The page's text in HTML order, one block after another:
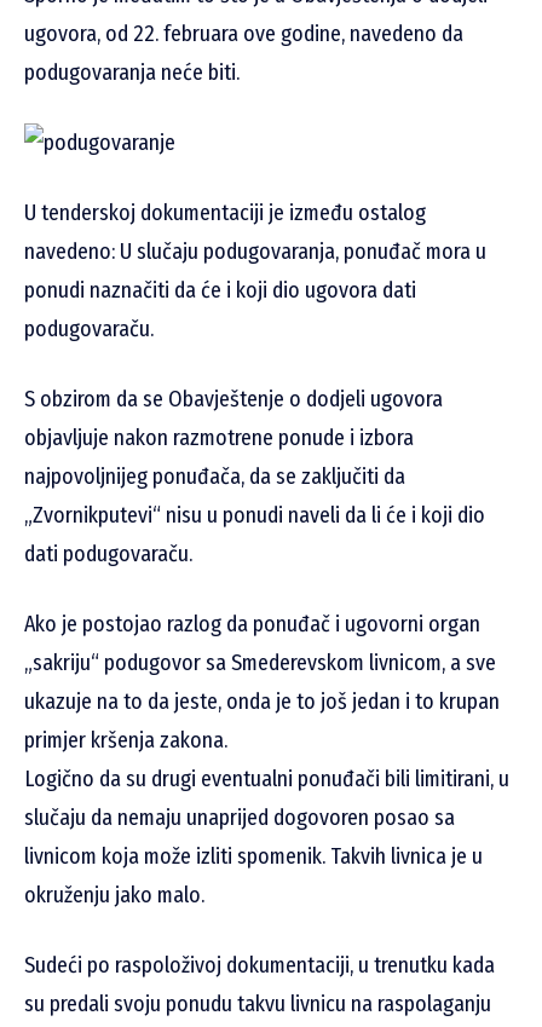
ugovora, od 22. februara ove godine, navedeno da
podugovaranja neće biti.
U tenderskoj dokumentaciji je između ostalog
navedeno: U slučaju podugovaranja, ponuđač mora u
ponudi naznačiti da će i koji dio ugovora dati
podugovaraču.
S obzirom da se Obavještenje o dodjeli ugovora
objavljuje nakon razmotrene ponude i izbora
najpovoljnijeg ponuđača, da se zaključiti da
„Zvornikputevi“ nisu u ponudi naveli da li će i koji dio
dati podugovaraču.
Ako je postojao razlog da ponuđač i ugovorni organ
„sakriju“ podugovor sa Smederevskom livnicom, a sve
ukazuje na to da jeste, onda je to još jedan i to krupan
primjer kršenja zakona.
Logično da su drugi eventualni ponuđači bili limitirani, u
slučaju da nemaju unaprijed dogovoren posao sa
livnicom koja može izliti spomenik. Takvih livnica je u
okruženju jako malo.
Sudeći po raspoloživoj dokumentaciji, u trenutku kada
su predali svoju ponudu takvu livnicu na raspolaganju